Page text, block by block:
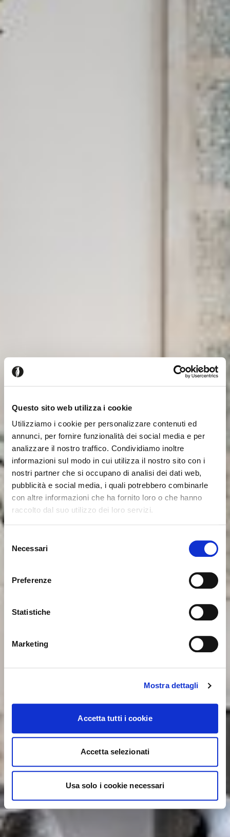
Questo sito web utilizza i cookie
Utilizziamo i cookie per personalizzare contenuti ed
annunci, per fornire funzionalità dei social media e per
analizzare il nostro traffico. Condividiamo inoltre
informazioni sul modo in cui utilizza il nostro sito con i
nostri partner che si occupano di analisi dei dati web,
pubblicità e social media, i quali potrebbero combinarle
con altre informazioni che ha fornito loro o che hanno
raccolto dal suo utilizzo dei loro servizi.
delNecessari
Preferenze
Statistiche
Marketing
Mostra dettagli
Accetta tutti i cookie
Accetta selezionati
Usa solo i cookie necessari
depuis un autre pays
Vous consultez actuellement le site Calligaris pour
France. Souhaitez-vous passer au site en États-Unis ?
Erreur de Connexion Fermer
pas que le mot de passe est sensible à la casse.